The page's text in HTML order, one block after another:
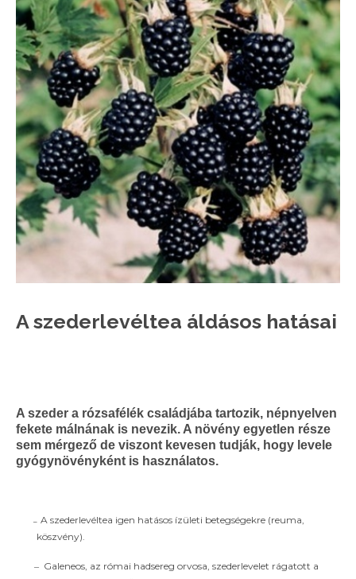
A szederlevéltea áldásos hatásai
A szeder a rózsafélék családjába tartozik, népnyelven
fekete málnának is nevezik. A növény egyetlen része
sem mérgező de viszont kevesen tudják, hogy levele
gyógynövényként is használatos.
– A szederlevéltea igen hatásos ízületi betegségekre (reuma,
köszvény).
– Galeneos, az római hadsereg orvosa, szederlevelet rágatott a